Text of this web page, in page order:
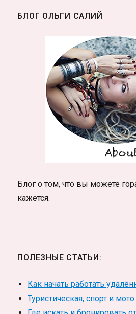
БЛОГ ОЛЬГИ САЛИЙ
Блог о том, что вы можете
кажется.
ПОЛЕЗНЫЕ СТАТЬИ:
Как начать работать
Туристическая, спорт и